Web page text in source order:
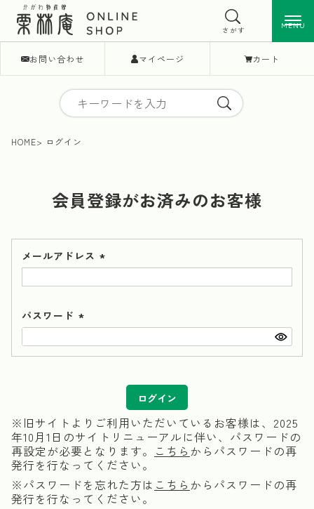
お問い合わせ マイページ カート
MENU
さがす MENU
HOME ログイン
会員登録がお済みのお客様
メールアドレス
(必
須)
パスワード
(必
須)
ログイン
※旧サイトよりご利用いただいているお客様は、2025
年10月1日のサイトリニューアルに伴い、パスワードの
再設定が必要となります。 こちら からパスワードの再
発行を行なってください。
※パスワードを忘れた方は こちら からパスワードの再
発行を行なってください。